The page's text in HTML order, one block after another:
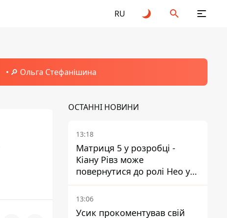
RU
🔎 Ольга Стефанішина
ОСТАННІ НОВИНИ
13:18
Матриця 5 у розробці -
Кіану Рівз може
повернутися до ролі Нео у
п'ятій частині
13:06
Усик прокоментував свій